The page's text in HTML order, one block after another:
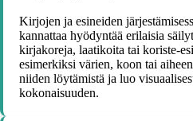
Kirjojen ja esineiden
kannattaa hyödyntää erilaisia
kirjakoreja, laatikoita tai koriste-
esimerkiksi värien, koon tai
niiden löytämistä ja luo
kokonaisuuden.